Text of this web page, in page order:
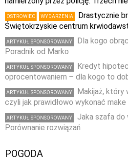
OSTROWIEC WYDARZENIA
Drastycznie
Świętokrzyskie centrum
ARTYKUŁ SPONSOROWANY
Dla kogo
Poradnik od Marko
ARTYKUŁ SPONSOROWANY
Kredyt
oprocentowaniem – dla kogo to
ARTYKUŁ SPONSOROWANY
Makijaż, który
czyli jak prawidłowo wykonać make
ARTYKUŁ SPONSOROWANY
Jaka szafa do
Porównanie rozwiązań
POGODA